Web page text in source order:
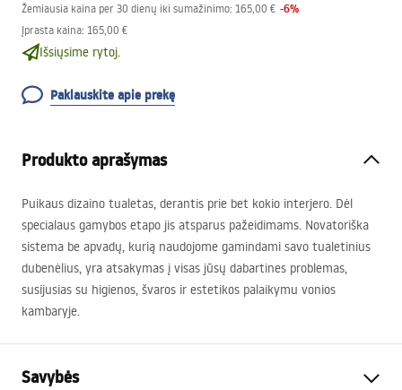
Žemiausia kaina per 30 dienų iki sumažinimo: 165,00 € -6%
Įprasta kaina: 165,00 €
Išsiųsime rytoj.
Paklauskite apie prekę
Produkto aprašymas
Puikaus dizaino tualetas, derantis prie bet kokio interjero. Dėl
specialaus gamybos etapo jis atsparus pažeidimams. Novatoriška
sistema be apvadų, kurią naudojome gamindami savo tualetinius
dubenėlius, yra atsakymas į visas jūsų dabartines problemas,
susijusias su higienos, švaros ir estetikos palaikymu vonios
kambaryje.
Savybės